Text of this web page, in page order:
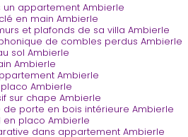
appartement Ambierle
en main Ambierle
et plafonds de sa villa Ambierle
de combles perdus Ambierle
sol Ambierle
Ambierle
Ambierle
Ambierle
sur chape Ambierle
porte en bois intérieure Ambierle
en placo Ambierle
dans appartement Ambierle